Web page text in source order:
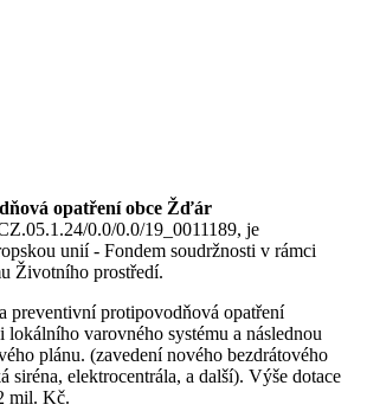
opatření obce Žďár
0.0/0.0/19_0011189, je
unií - Fondem soudržnosti v rámci
Životního prostředí.
preventivní protipovodňová opatření
varovného systému a následnou
plánu. (zavedení nového bezdrátového
siréna, elektrocentrála, a další). Výše dotace
mil. Kč.